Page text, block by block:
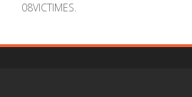
08VICTIMES.